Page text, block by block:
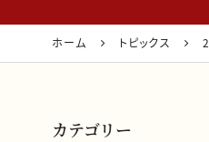
子一公』公
ホーム トピックス
カテゴリー